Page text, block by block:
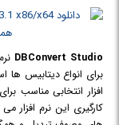
DBConvert Studio
برای انواع دیتابیس ها
افزار انتخابی مناسب
کارگیری این نرم افزار